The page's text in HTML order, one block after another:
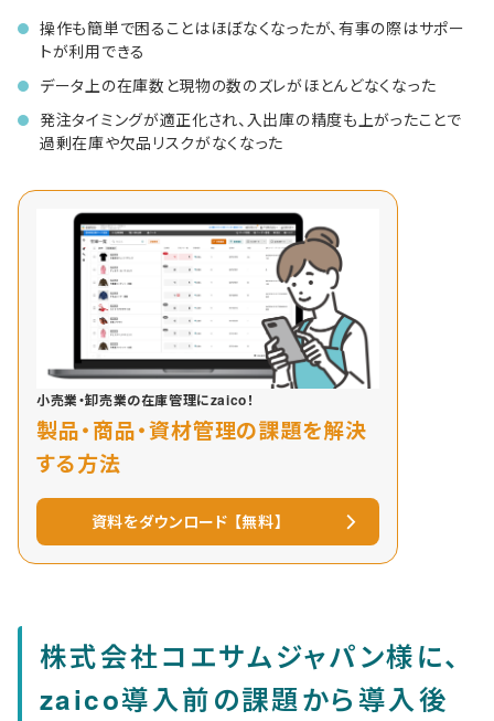
操作も簡単で困ることはほぼなくなったが、有事の際はサポー
トが利用できる
データ上の在庫数と現物の数のズレがほとんどなくなった
発注タイミングが適正化され、入出庫の精度も上がったことで
過剰在庫や欠品リスクがなくなった
小売業・卸売業の在庫管理にzaico！
製品・商品・資材管理の課題を解決
する方法
資料をダウンロード 【無料】
株式会社コエサムジャパン様に、
zaico導入前の課題から導入後